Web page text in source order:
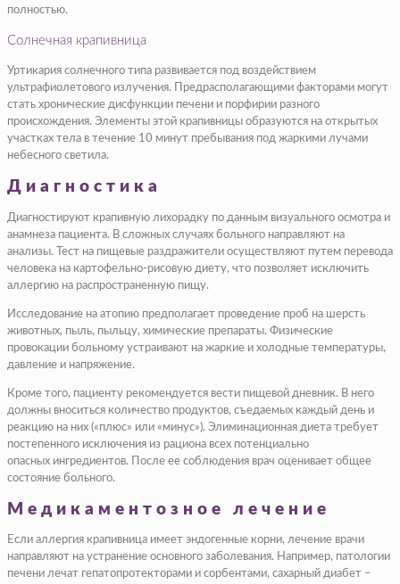
полностью.
Солнечная крапивница
Уртикария солнечного типа развивается под воздействием
ультрафиолетового излучения. Предрасполагающими факторами могут
стать хронические дисфункции печени и порфирии разного
происхождения. Элементы этой крапивницы образуются на открытых
участках тела в течение 10 минут пребывания под жаркими лучами
небесного светила.
Диагностика
Диагностируют крапивную лихорадку по данным визуального осмотра и
анамнеза пациента. В сложных случаях больного направляют на
анализы. Тест на пищевые раздражители осуществляют путем перевода
человека на картофельно-рисовую диету, что позволяет исключить
аллергию на распространенную пищу.
Исследование на атопию предполагает проведение проб на шерсть
животных, пыль, пыльцу, химические препараты. Физические
провокации больному устраивают на жаркие и холодные температуры,
давление и напряжение.
Кроме того, пациенту рекомендуется вести пищевой дневник. В него
должны вноситься количество продуктов, съедаемых каждый день и
реакцию на них («плюс» или «минус»). Элиминационная диета требует
постепенного исключения из рациона всех потенциально
опасных ингредиентов. После ее соблюдения врач оценивает общее
состояние больного.
Медикаментозное лечение
Если аллергия крапивница имеет эндогенные корни, лечение врачи
направляют на устранение основного заболевания. Например, патологии
печени лечат гепатопротекторами и сорбентами, сахарный диабет –